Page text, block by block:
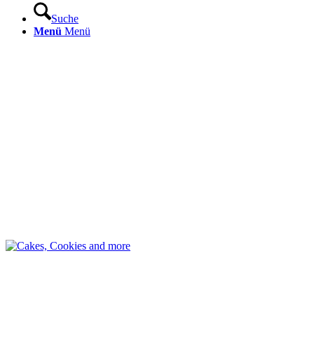
Suche
Menü Menü